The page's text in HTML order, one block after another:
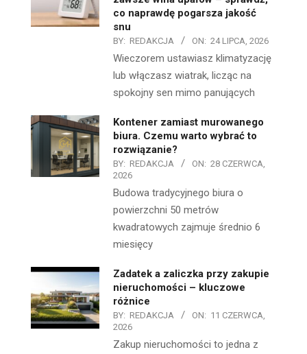
co naprawdę pogarsza jakość
snu
BY: REDAKCJA ON: 24 LIPCA, 2026
Wieczorem ustawiasz klimatyzację
lub włączasz wiatrak, licząc na
spokojny sen mimo panujących
Kontener zamiast murowanego
biura. Czemu warto wybrać to
rozwiązanie?
BY: REDAKCJA ON: 28 CZERWCA,
2026
Budowa tradycyjnego biura o
powierzchni 50 metrów
kwadratowych zajmuje średnio 6
miesięcy
Zadatek a zaliczka przy zakupie
nieruchomości – kluczowe
różnice
BY: REDAKCJA ON: 11 CZERWCA,
2026
Zakup nieruchomości to jedna z